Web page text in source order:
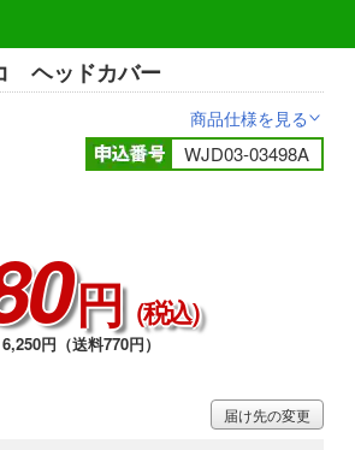
ヘッドカバー
商品仕様を見る>
WJD03-03498A
円 （税込）
円（送料770円）
届け先の変更